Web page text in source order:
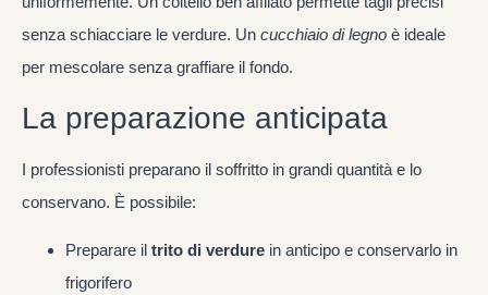
senza schiacciare le verdure. Un cucchiaio di legno è ideale
per mescolare senza graffiare il fondo.
La preparazione anticipata
I professionisti preparano il soffritto in grandi quantità e lo
conservano. È possibile:
Preparare il trito di verdure in anticipo e conservarlo in
frigorifero